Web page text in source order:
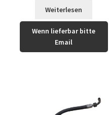
Weiterlesen
Wenn lieferbar bitte
Email